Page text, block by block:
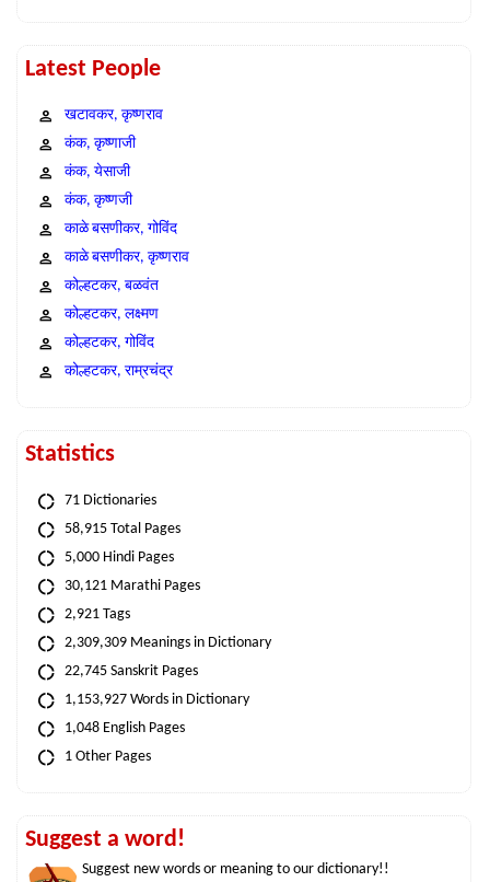
Latest People
खटावकर, कृष्णराव
कंक, कृष्णाजी
कंक, येसाजी
कंक, कृष्णजी
काळे बसणीकर, गोविंद
काळे बसणीकर, कृष्णराव
कोल्हटकर, बळवंत
कोल्हटकर, लक्ष्मण
कोल्हटकर, गोविंद
कोल्हटकर, राम्रचंद्र
Statistics
71 Dictionaries
58,915 Total Pages
5,000 Hindi Pages
30,121 Marathi Pages
2,921 Tags
2,309,309 Meanings in Dictionary
22,745 Sanskrit Pages
1,153,927 Words in Dictionary
1,048 English Pages
1 Other Pages
Suggest a word!
Suggest new words or meaning to our dictionary!!